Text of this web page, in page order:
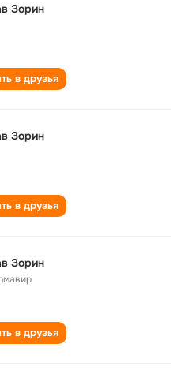
Зорин
в друзья
Зорин
в друзья
Зорин
в друзья